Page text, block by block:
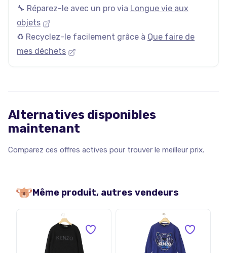
🔧 Réparez-le avec un pro via Longue vie aux
objets
♻️ Recyclez-le facilement grâce à Que faire de
mes déchets
Alternatives disponibles
maintenant
Comparez ces offres actives pour trouver le meilleur prix.
Même produit, autres vendeurs